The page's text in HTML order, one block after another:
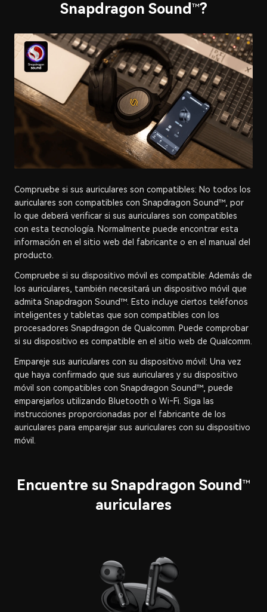
Snapdragon Sound ™?
Compruebe si sus auriculares son compatibles: No todos los
auriculares son compatibles con Snapdragon Sound™, por
lo que deberá verificar si sus auriculares son compatibles
con esta tecnología. Normalmente puede encontrar esta
información en el sitio web del fabricante o en el manual del
producto.
Compruebe si su dispositivo móvil es compatible: Además de
los auriculares, también necesitará un dispositivo móvil que
admita Snapdragon Sound™. Esto incluye ciertos teléfonos
inteligentes y tabletas que son compatibles con los
procesadores Snapdragon de Qualcomm. Puede comprobar
si su dispositivo es compatible en el sitio web de Qualcomm.
Empareje sus auriculares con su dispositivo móvil: Una vez
que haya confirmado que sus auriculares y su dispositivo
móvil son compatibles con Snapdragon Sound™, puede
emparejarlos utilizando Bluetooth o Wi‑Fi. Siga las
instrucciones proporcionadas por el fabricante de los
auriculares para emparejar sus auriculares con su dispositivo
móvil.
Encuentre su Snapdragon Sound ™
auriculares